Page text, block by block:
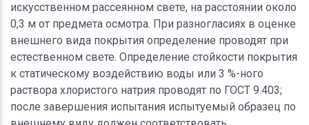
искусственном рассеянном свете, на расстоянии около
0,3 м от предмета осмотра. При разногласиях в оценке
внешнего вида покрытия определение проводят при
естественном свете. Определение стойкости покрытия
к статическому воздействию воды или 3 %-ного
раствора хлористого натрия проводят по ГОСТ 9.403;
после завершения испытания испытуемый образец по